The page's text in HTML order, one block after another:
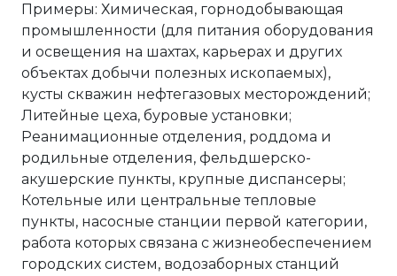
Примеры: Химическая, горнодобывающая
промышленности (для питания оборудования
и освещения на шахтах, карьерах и других
объектах добычи полезных ископаемых),
кусты скважин нефтегазовых месторождений;
Литейные цеха, буровые установки;
Реанимационные отделения, роддома и
родильные отделения, фельдшерско-
акушерские пункты, крупные диспансеры;
Котельные или центральные тепловые
пункты, насосные станции первой категории,
работа которых связана с жизнеобеспечением
городских систем, водозаборных станций